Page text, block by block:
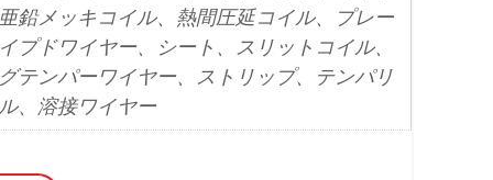
鉛メッキコイル、熱間圧延コイル、プレー
プドワイヤー、シート、スリットコイル、
テンパーワイヤー、ストリップ、テンパリ
、溶接ワイヤー